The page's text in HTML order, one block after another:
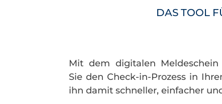
DAS TOOL
Mit dem digitalen Meldeschein
Sie den Check-in-Prozess in
ihn damit schneller, einfacher